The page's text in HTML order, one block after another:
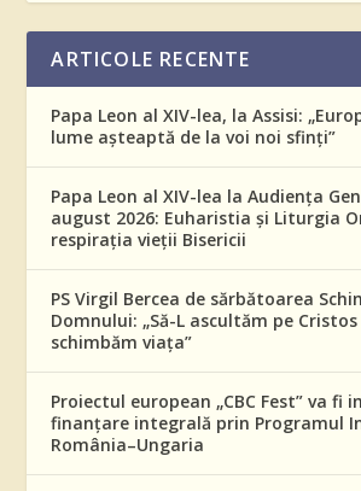
ARTICOLE RECENTE
Papa Leon al XIV-lea, la Assisi:
lume așteaptă de la voi noi sfinți”
Papa Leon al XIV-lea la Audiența
august 2026: Euharistia și Liturgia
respirația vieții Bisericii
PS Virgil Bercea de sărbătoarea
Domnului: „Să-L ascultăm pe Cristos
schimbăm viața”
Proiectul european „CBC Fest” va fi
finanțare integrală prin Programul
România–Ungaria